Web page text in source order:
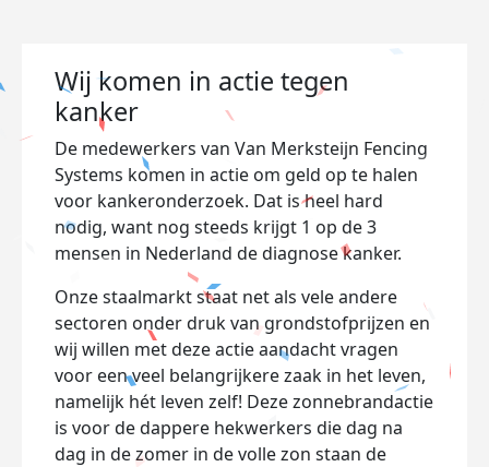
Wij komen in actie tegen
kanker
De medewerkers van Van Merksteijn Fencing
Systems komen in actie om geld op te halen
voor kankeronderzoek. Dat is heel hard
nodig, want nog steeds krijgt 1 op de 3
mensen in Nederland de diagnose kanker.
Onze staalmarkt staat net als vele andere
sectoren onder druk van grondstofprijzen en
wij willen met deze actie aandacht vragen
voor een veel belangrijkere zaak in het leven,
namelijk hét leven zelf! Deze zonnebrandactie
is voor de dappere hekwerkers die dag na
dag in de zomer in de volle zon staan de